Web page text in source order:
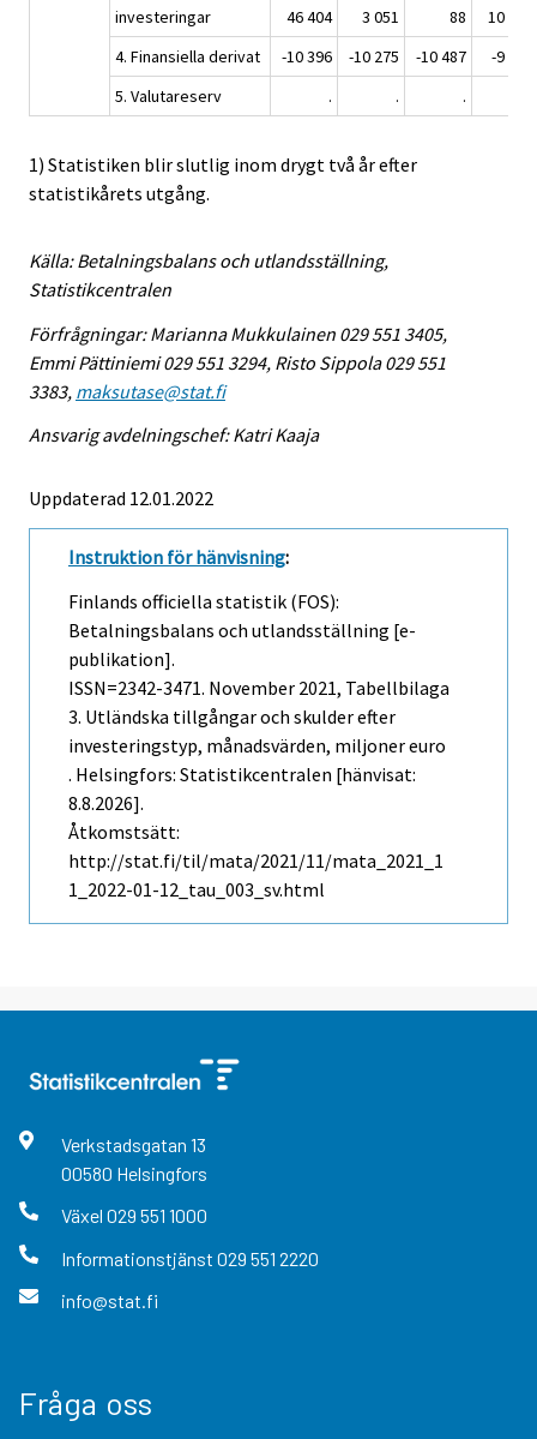
investeringar
46 404 3 051 88
10 103
4. Finansiella derivat
-10 396 -10 275 -10 487
-9 465
5. Valutareserv
. . .
1) Statistiken blir slutlig inom drygt två år efter
statistikårets utgång.
Källa: Betalningsbalans och utlandsställning,
Statistikcentralen
Förfrågningar: Marianna Mukkulainen 029 551 3405,
Emmi Pättiniemi 029 551 3294, Risto Sippola 029 551
3383, maksutase@stat.fi
Ansvarig avdelningschef: Katri Kaaja
Uppdaterad 12.01.2022
Instruktion för hänvisning:
Finlands officiella statistik (FOS):
Betalningsbalans och utlandsställning [e-
publikation].
ISSN=2342-3471. November 2021, Tabellbilaga
3. Utländska tillgångar och skulder efter
investeringstyp, månadsvärden, miljoner euro
. Helsingfors: Statistikcentralen [hänvisat:
8.8.2026].
Åtkomstsätt:
http://stat.fi/til/mata/2021/11/mata_2021_1
1_2022-01-12_tau_003_sv.html
Verkstadsgatan 13
00580 Helsingfors
Växel 029 551 1000
Informationstjänst 029 551 2220
info@stat.fi
Fråga oss